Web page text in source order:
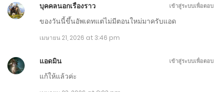
มีนาคม 22, 2026
ตอนที่ 791-800
บุคคลนอกเรื่องราว
ของวันนี้ขึ้นอัพเดทแต่ไม่มีตอนใหม่มาครับแอด
เมษายน 21, 2026 at 3:46 pm
เข้าสู่ระบบเพื่อตอบ
แอดมิน
แก้ให้แล้วค่ะ
เข้าสู่ระบบเพื่อตอบ